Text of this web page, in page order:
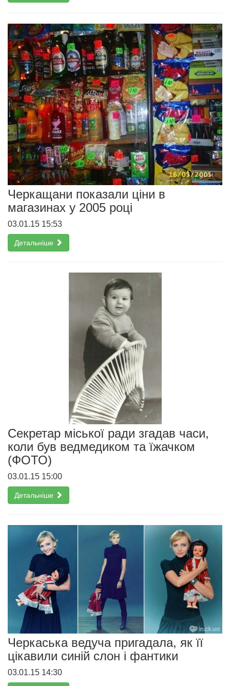
Черкащани показали ціни в
магазинах у 2005 році
03.01.15 15:53
Детальніше
Секретар міської ради згадав часи,
коли був ведмедиком та їжачком
(ФОТО)
03.01.15 15:00
Детальніше
Черкаська ведуча пригадала, як її
цікавили синій слон і фантики
03.01.15 14:30